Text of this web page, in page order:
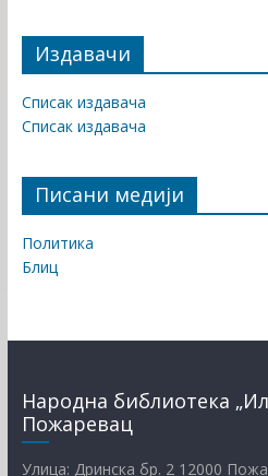
Издавачи
Списак издавача
Списак издавача
Писани медији
Политика
Блиц
Народна библиотека
Пожаревац
Улица: Дринска бр. 2 12000